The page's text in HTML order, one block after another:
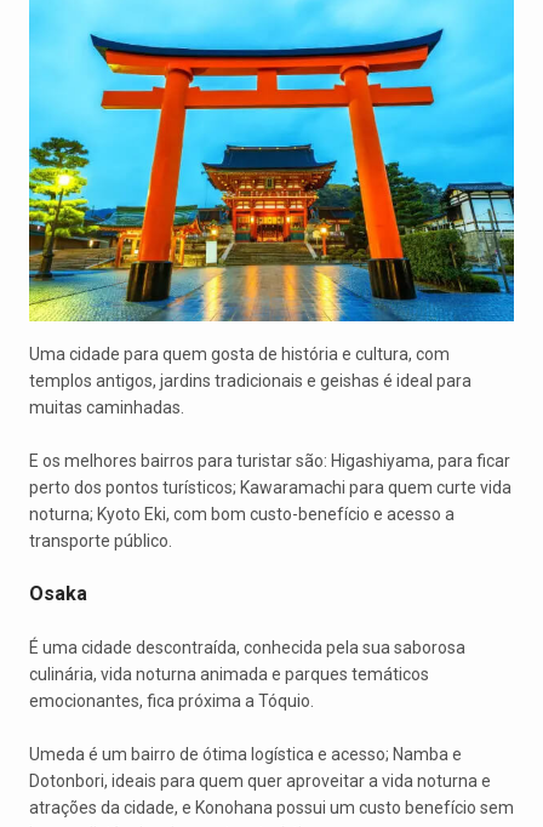
Uma cidade para quem gosta de história e cultura, com
templos antigos, jardins tradicionais e geishas é ideal para
muitas caminhadas.
E os melhores bairros para turistar são: Higashiyama, para ficar
perto dos pontos turísticos; Kawaramachi para quem curte vida
noturna; Kyoto Eki, com bom custo-benefício e acesso a
transporte público.
Osaka
É uma cidade descontraída, conhecida pela sua saborosa
culinária, vida noturna animada e parques temáticos
emocionantes, fica próxima a Tóquio.
Umeda é um bairro de ótima logística e acesso; Namba e
Dotonbori, ideais para quem quer aproveitar a vida noturna e
atrações da cidade, e Konohana possui um custo benefício sem